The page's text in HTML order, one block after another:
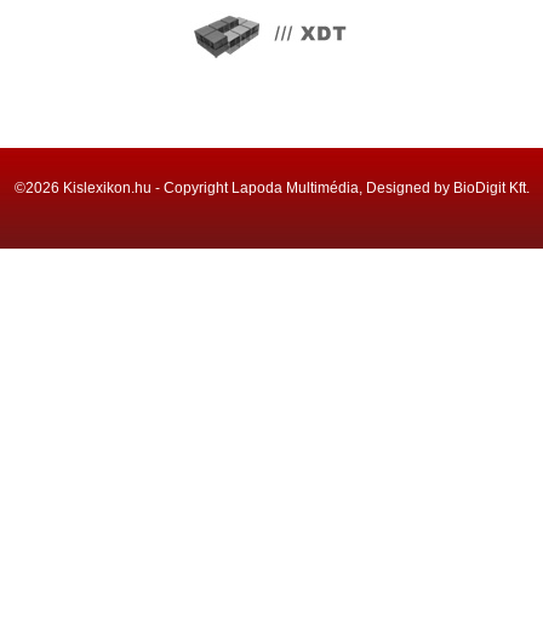
©2026 Kislexikon.hu - Copyright Lapoda Multimédia, Designed by BioDigit Kft.